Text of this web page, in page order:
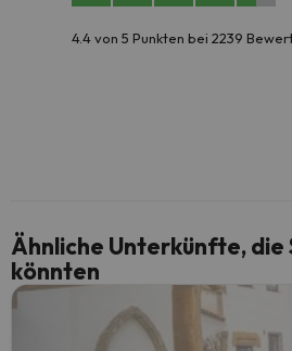
4.4 von 5 Punkten bei 2239
Ähnliche Unterkünfte, die
könnten